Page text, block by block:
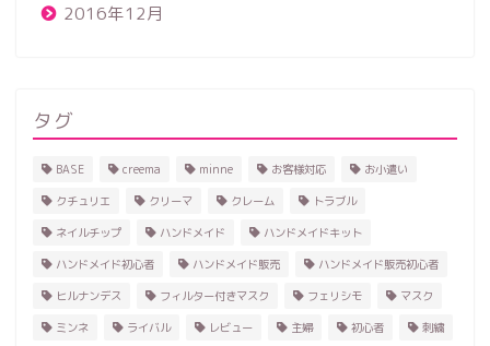
2016年12月
タグ
BASE creema minne お客様対応 お小遣い
クチュリエ クリーマ クレーム トラブル
ネイルチップ ハンドメイド ハンドメイドキット
ハンドメイド初心者 ハンドメイド販売 ハンドメイド販売初心者
ヒルナンデス フィルター付きマスク フェリシモ マスク
ミンネ ライバル レビュー 主婦 初心者 刺繍